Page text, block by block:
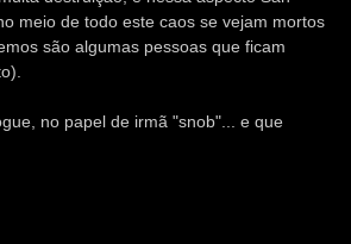
meio de todo este caos se vejam mortos
são algumas pessoas que ficam
no papel de irmã "snob"... e que